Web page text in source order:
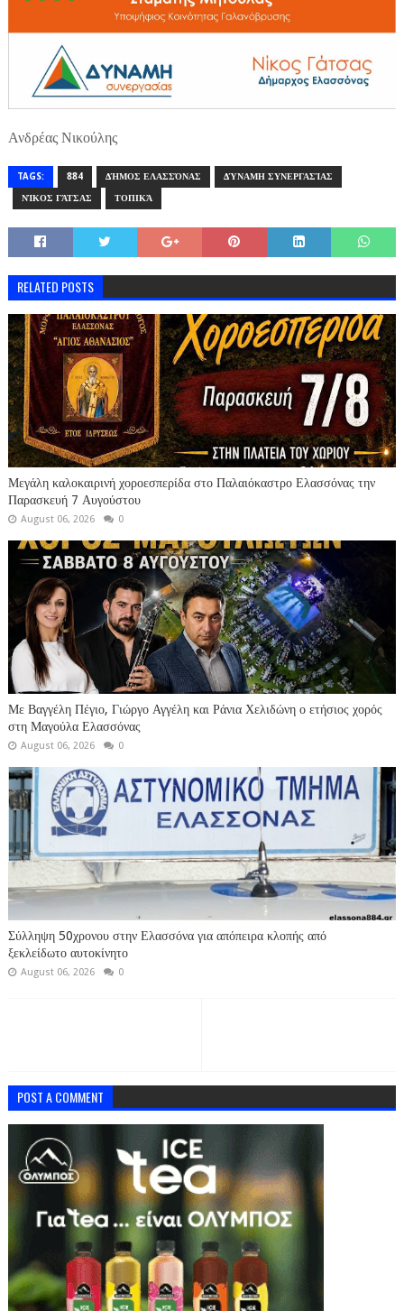
Ανδρέας Νικούλης
TAGS: 884 ΔΉΜΟΣ ΕΛΑΣΣΌΝΑΣ ΔΎΝΑΜΗ ΣΥΝΕΡΓΑΣΊΑΣ
ΝΊΚΟΣ ΓΆΤΣΑΣ ΤΟΠΙΚΆ
RELATED POSTS
Μεγάλη καλοκαιρινή χοροεσπερίδα στο Παλαιόκαστρο Ελασσόνας την
Παρασκευή 7 Αυγούστου
August 06, 2026 0
Με Βαγγέλη Πέγιο, Γιώργο Αγγέλη και Ράνια Χελιδώνη ο ετήσιος χορός
στη Μαγούλα Ελασσόνας
August 06, 2026 0
Σύλληψη 50χρονου στην Ελασσόνα για απόπειρα κλοπής από
ξεκλείδωτο αυτοκίνητο
August 06, 2026 0
POST A COMMENT